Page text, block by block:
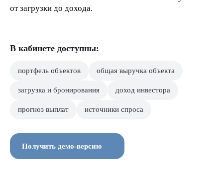
Новосибирск
в Шерегеше
Club
DESIGN
Boogel
Парк
Парк
от загрузки до дохода.
В кабинете доступны:
портфель объектов общая выручка объекта
загрузка и бронирования доход инвестора
прогноз выплат источники спроса
Получить демо-версию